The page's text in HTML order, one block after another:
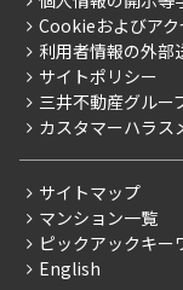
新築
当社限定（港区・
当社限定（港区
三井不動産企画
賃料改定
フリーレント
ペット可
よくあるご質問
社宅紹介
【仲介会社様向
採用情報
ニュースリリース
お問い合わせ
Cookieおよびア
利用者情報の外部
サイトポリシー
三井不動産グルー
カスタマーハラス
サイトマップ
マンション一覧
ピックアックキー
English